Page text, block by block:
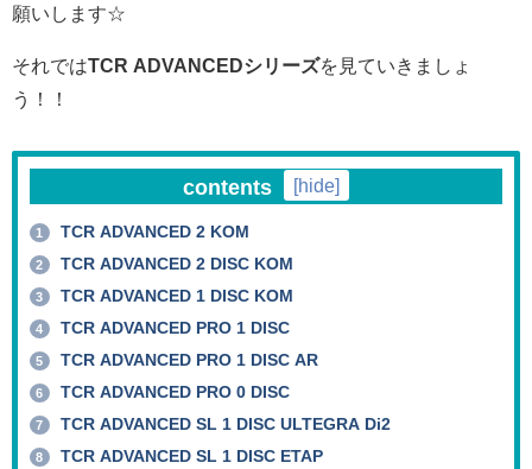
願いします☆
それではTCR ADVANCEDシリーズを見ていきましょ
う！！
contents [hide]
1 TCR ADVANCED 2 KOM
2 TCR ADVANCED 2 DISC KOM
3 TCR ADVANCED 1 DISC KOM
4 TCR ADVANCED PRO 1 DISC
5 TCR ADVANCED PRO 1 DISC AR
6 TCR ADVANCED PRO 0 DISC
7 TCR ADVANCED SL 1 DISC ULTEGRA Di2
8 TCR ADVANCED SL 1 DISC ETAP